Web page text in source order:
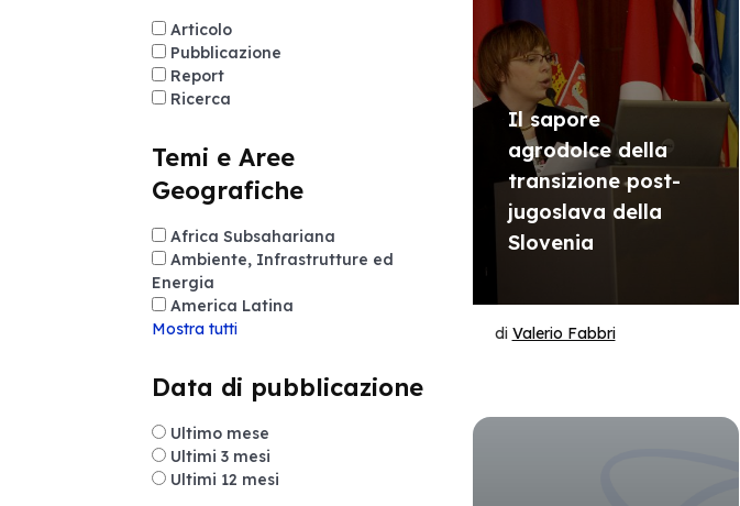
Articolo
Pubblicazione
Report
Ricerca
Temi e Aree
Geografiche
Africa Subsahariana
Ambiente, Infrastrutture ed
Energia
America Latina
Mostra tutti
Data di pubblicazione
Ultimo mese
Ultimi 3 mesi
Ultimi 12 mesi
Il sapore
agrodolce della
transizione post-
jugoslava della
Slovenia
di Valerio Fabbri